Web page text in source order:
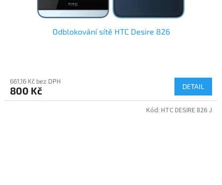
Odblokování sítě HTC Desire 826
661,16 Kč bez DPH
800 Kč DETAIL
Kód: HTC DESIRE 826 J